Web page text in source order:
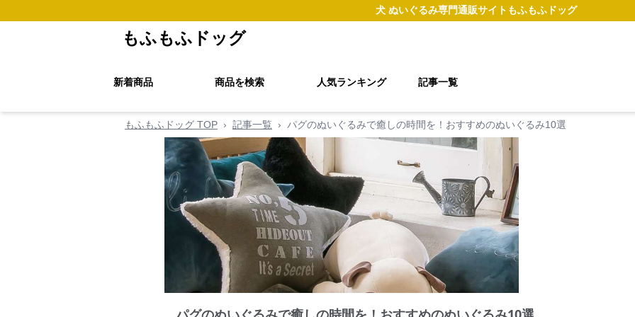
犬 ぬいぐるみ専門通販サイト もふもふドッグ
もふもふドッグ
新着商品 商品を検索 人気ランキング 記事一覧
もふもふドッグ TOP › 記事一覧 › パグのぬいぐるみで癒しの時間を！おすすめのぬいぐるみ10選